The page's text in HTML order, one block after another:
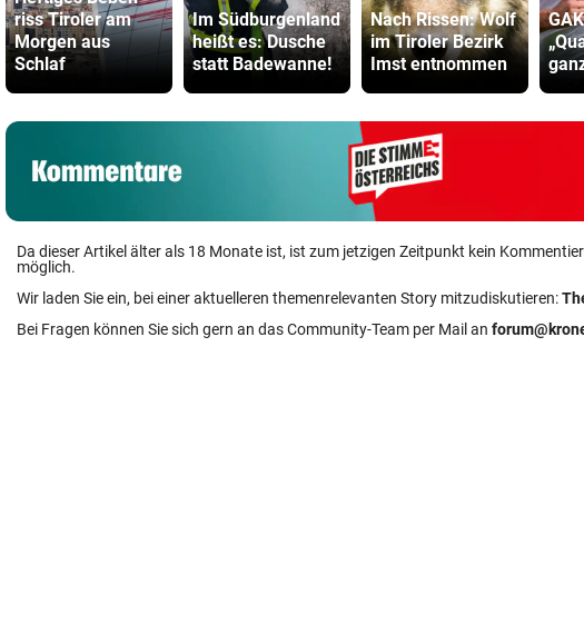
riss Tiroler am
Morgen aus
Schlaf
Im Südburgenland
heißt es: Dusche
statt Badewanne!
Nach Rissen: Wolf
im Tiroler Bezirk
Imst entnommen
Da dieser Artikel älter als 18 Monate ist, ist zum jetzigen Zeitpunkt kein
möglich.
Wir laden Sie ein, bei einer aktuelleren themenrelevanten Story mitzudiskutieren:
Bei Fragen können Sie sich gern an das Community-Team per Mail an